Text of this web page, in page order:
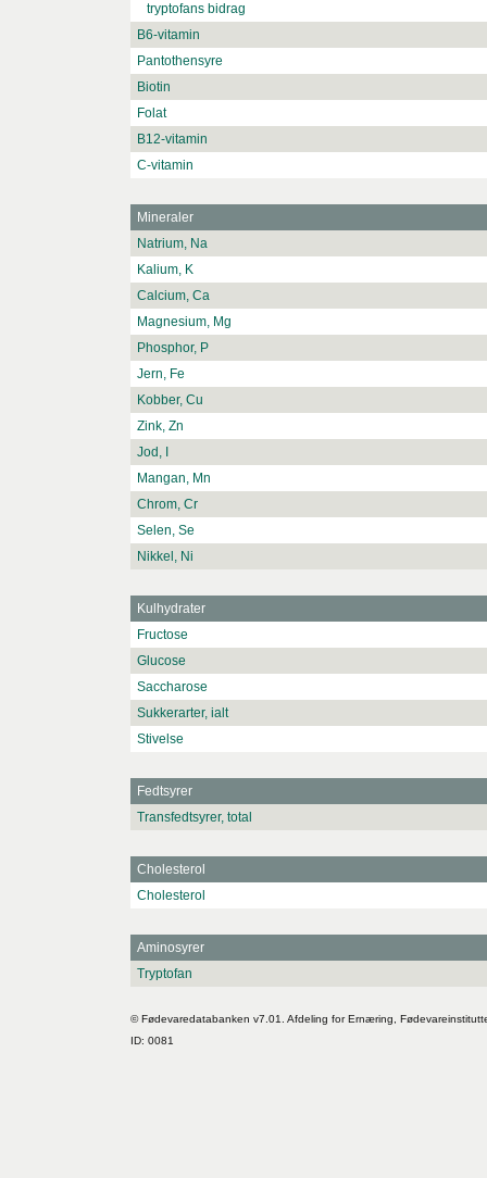
tryptofans bidrag
B6-vitamin
Pantothensyre
Biotin
Folat
B12-vitamin
C-vitamin
Mineraler
Natrium, Na
Kalium, K
Calcium, Ca
Magnesium, Mg
Phosphor, P
Jern, Fe
Kobber, Cu
Zink, Zn
Jod, I
Mangan, Mn
Chrom, Cr
Selen, Se
Nikkel, Ni
Kulhydrater
Fructose
Glucose
Saccharose
Sukkerarter, ialt
Stivelse
Fedtsyrer
Transfedtsyrer, total
Cholesterol
Cholesterol
Aminosyrer
Tryptofan
© Fødevaredatabanken v7.01. Afdeling for Ernæring,
ID: 0081